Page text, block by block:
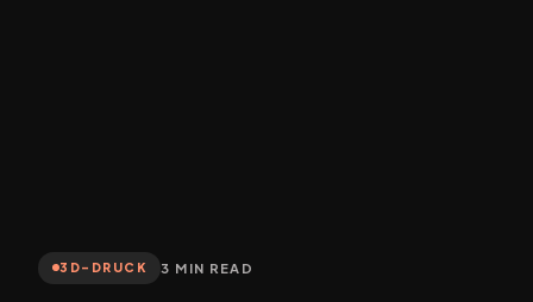
3D-DRUCK 3 MIN READ